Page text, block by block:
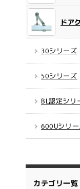
ドア
30シリーズ
50シリーズ
BL認定シリ
600Uシリ
カテゴリ一覧